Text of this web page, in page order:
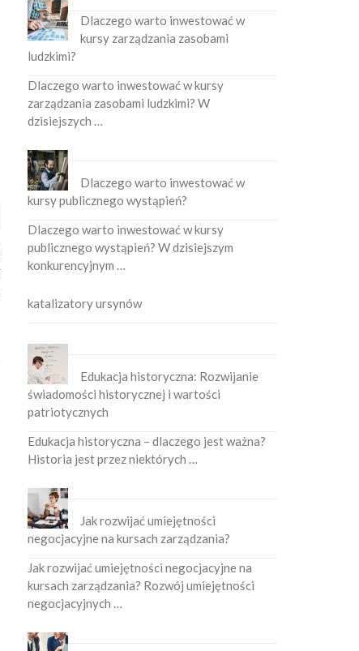
Dlaczego warto inwestować w
kursy zarządzania zasobami
ludzkimi?
Dlaczego warto inwestować w kursy
zarządzania zasobami ludzkimi? W
dzisiejszych …
Dlaczego warto inwestować w
kursy publicznego wystąpień?
Dlaczego warto inwestować w kursy
publicznego wystąpień? W dzisiejszym
konkurencyjnym …
katalizatory ursynów
Edukacja historyczna: Rozwijanie
świadomości historycznej i wartości
patriotycznych
Edukacja historyczna – dlaczego jest ważna?
Historia jest przez niektórych …
Jak rozwijać umiejętności
negocjacyjne na kursach zarządzania?
Jak rozwijać umiejętności negocjacyjne na
kursach zarządzania? Rozwój umiejętności
negocjacyjnych …